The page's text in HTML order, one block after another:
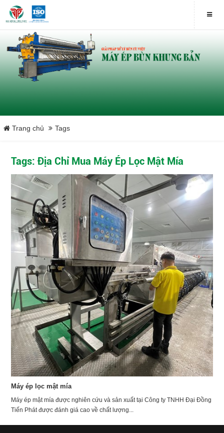
Trang chủ Tags
Tags: Địa Chỉ Mua Máy Ép Lọc Mật Mía
Máy ép lọc mật mía
Máy ép mật mía được nghiên cứu và sản xuất tại Công ty TNHH Đại Đồng
Tiến Phát được đánh giá cao về chất lượng...